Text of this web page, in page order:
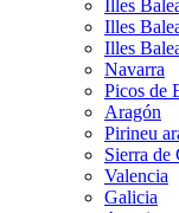
Illes
Illes
Illes
Navarra
Picos de
Aragón
Pirineu
Sierra de
Valencia
Galicia